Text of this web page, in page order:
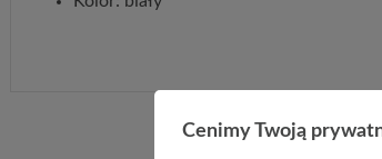
Cenimy Twoją